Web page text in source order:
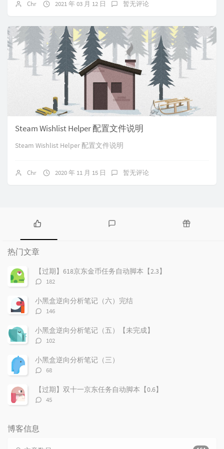
Chr 2021 年 03 月 12 日 暂无评论
Steam Wishlist Helper 配置文件说明
Steam Wishlist Helper 配置文件说明
Chr 2020 年 11 月 15 日 暂无评论
热
门
文
章
论
热门文章
【过期】618京东金币任务自动脚本【2.3】
评
数：
182
小黑盒逆向分析笔记（六）完结
评
数：
146
小黑盒逆向分析笔记（五）【未完成】
评
数：
102
小黑盒逆向分析笔记（三）
评
数：
68
【过期】双十一京东任务自动脚本【0.6】
评
45
博客信息